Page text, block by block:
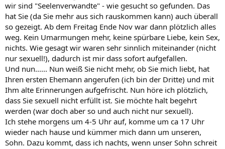
wir sind "Seelenverwandte" - wie gesucht so gefunden. Das
hat Sie (da Sie mehr aus sich rauskommen kann) auch überall
so gezeigt. Ab dem Freitag Ende Nov war dann plötzlich alles
weg. Kein Umarmungen mehr, keine spürbare Liebe, kein Sex,
nichts. Wie gesagt wir waren sehr sinnlich miteinander (nicht
nur sexuell!), dadurch ist mir dass sofort aufgefallen.
Und nun...... Nun weiß Sie nicht mehr, ob Sie mich liebt, hat
Ihren ersten Ehemann angerufen (ich bin der Dritte) und mit
Ihm alte Erinnerungen aufgefrischt. Nun höre ich plötzlich,
dass Sie sexuell nicht erfüllt ist. Sie möchte halt begehrt
werden (war doch aber so und auch nicht nur sexuell).
Ich stehe morgens um 4-5 Uhr auf, komme um ca 17 Uhr
wieder nach hause und kümmer mich dann um unseren,
Sohn. Dazu kommt, dass ich nachts, wenn unser Sohn schreit